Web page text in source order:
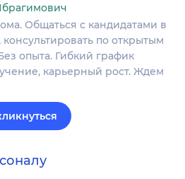
Общаться с кандидатами в
по открытым
опыта. Гибкий график
карьерный рост. Ждем